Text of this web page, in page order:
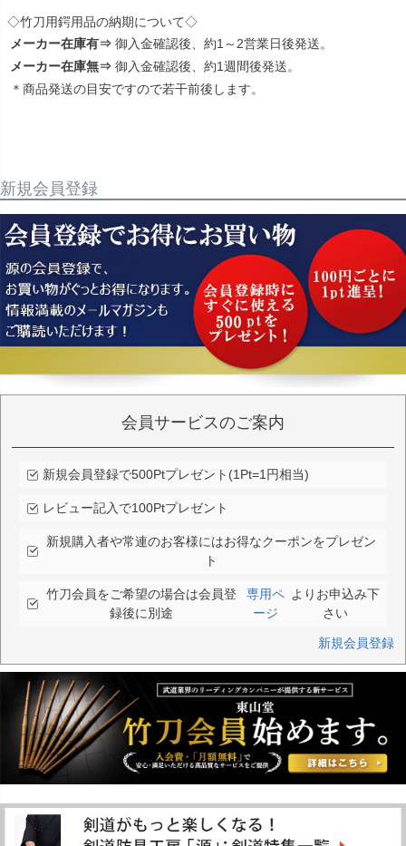
◇竹刀用鍔用品の納期について◇
メーカー在庫有⇒ 御入金確認後、約1～2営業日後発送。
メーカー在庫無⇒ 御入金確認後、約1週間後発送。
＊商品発送の目安ですので若干前後します。
新規会員登録
会員サービスのご案内
新規会員登録で500Ptプレゼント(1Pt=1円相当)
レビュー記入で100Ptプレゼント
新規購入者や常連のお客様にはお得なクーポンをプレゼン
ト
竹刀会員をご希望の場合は会員登
録後に別途
専用ペ
ージ
よりお申込み下
さい
新規会員登録